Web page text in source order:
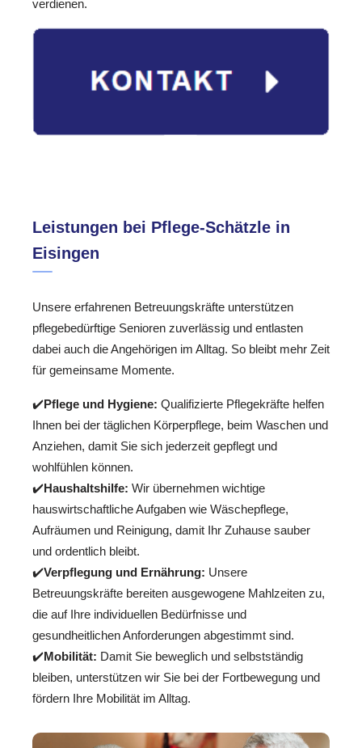
verdienen.
Leistungen bei Pflege-Schätzle in
Eisingen
Unsere erfahrenen Betreuungskräfte unterstützen
pflegebedürftige Senioren zuverlässig und entlasten
dabei auch die Angehörigen im Alltag. So bleibt mehr Zeit
für gemeinsame Momente.
✔️Pflege und Hygiene: Qualifizierte Pflegekräfte helfen
Ihnen bei der täglichen Körperpflege, beim Waschen und
Anziehen, damit Sie sich jederzeit gepflegt und
wohlfühlen können.
✔️Haushaltshilfe: Wir übernehmen wichtige
hauswirtschaftliche Aufgaben wie Wäschepflege,
Aufräumen und Reinigung, damit Ihr Zuhause sauber
und ordentlich bleibt.
✔️Verpflegung und Ernährung: Unsere
Betreuungskräfte bereiten ausgewogene Mahlzeiten zu,
die auf Ihre individuellen Bedürfnisse und
gesundheitlichen Anforderungen abgestimmt sind.
✔️Mobilität: Damit Sie beweglich und selbstständig
bleiben, unterstützen wir Sie bei der Fortbewegung und
fördern Ihre Mobilität im Alltag.